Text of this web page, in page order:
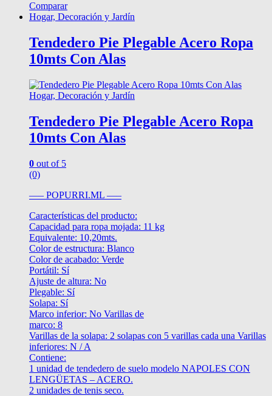
Comparar
Hogar, Decoración y Jardín
Tendedero Pie Plegable Acero Ropa
10mts Con Alas
Hogar, Decoración y Jardín
Tendedero Pie Plegable Acero Ropa
10mts Con Alas
0 out of 5
(0)
—– POPURRI.ML —–
Características del producto:
Capacidad para ropa mojada: 11 kg
Equivalente: 10,20mts.
Color de estructura: Blanco
Color de acabado: Verde
Portátil: Sí
Ajuste de altura: No
Plegable: Sí
Solapa: Sí
Marco inferior: No Varillas de
marco: 8
Varillas de la solapa: 2 solapas con 5 varillas cada una Varillas
inferiores: N / A
Contiene:
1 unidad de tendedero de suelo modelo NAPOLES CON
LENGÜETAS – ACERO.
2 unidades de tenis seco.